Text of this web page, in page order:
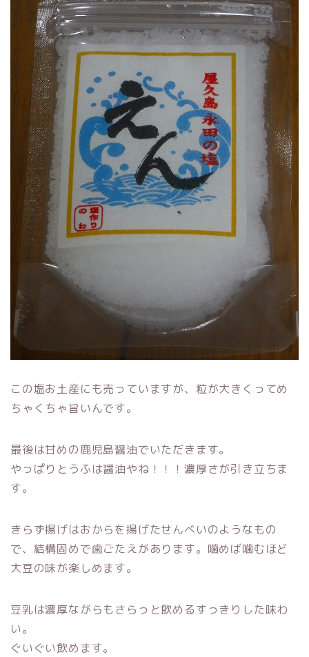
この塩お土産にも売っていますが、粒が大きくってめ
ちゃくちゃ旨いんです。
最後は甘めの鹿児島醤油でいただきます。
やっぱりとうふは醤油やね！！！濃厚さが引き立ちま
す。
きらず揚げはおからを揚げたせんべいのようなもの
で、結構固めで歯ごたえがあります。噛めば噛むほど
大豆の味が楽しめます。
豆乳は濃厚ながらもさらっと飲めるすっきりした味わ
い。
ぐいぐい飲めます。